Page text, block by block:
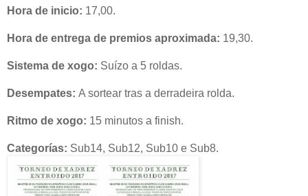
Hora de inicio: 17,00.
Hora de entrega de premios aproximada: 19,30.
Sistema de xogo: Suízo a 5 roldas.
Desempates: A sortear tras a derradeira rolda.
Ritmo de xogo: 15 minutos a finish.
Categorías: Sub14, Sub12, Sub10 e Sub8.